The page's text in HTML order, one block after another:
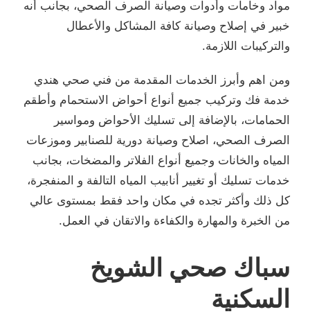
مواد وخامات وأدوات وصيانة الصرف الصحي، بجانب أنه
خبير في إصلاح وصيانة كافة المشاكل والأعطال
والتركيبات اللازمة.
ومن اهم وأبرز الخدمات المقدمة من فني صحي هندي
خدمة فك وتركيب جميع أنواع أحواض الاستحمام وأطقم
الحمامات، بالإضافة إلى تسليك الأحواض ومواسير
الصرف الصحي، اصلاح وصيانة دورية للصنابير وموزعات
المياه والخانات وجميع أنواع الفلاتر والمضخات، بجانب
خدمات تسليك أو تغيير أنابيب المياه التالفة و المنفجرة،
كل ذلك وأكثر تجده في مكان واحد فقط بمستوى عالي
من الخبرة والمهارة والكفاءة والاتقان في العمل.
سباك صحي الشويخ
السكنية